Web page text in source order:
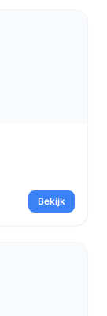
Bekijk